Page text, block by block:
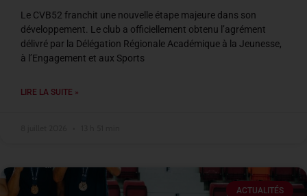
Le CVB52 franchit une nouvelle étape majeure dans son
développement. Le club a officiellement obtenu l’agrément
délivré par la Délégation Régionale Académique à la Jeunesse,
à l’Engagement et aux Sports
LIRE LA SUITE »
ACTUALITÉS